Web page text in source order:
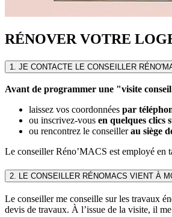
RÉNOVER VOTRE
1. JE CONTACTE LE CONSEILLER
Avant de programmer une "visite
laissez vos coordonnées par
ou inscrivez-vous en quelques clics
ou rencontrez le conseiller au siège
Le conseiller Réno’MACS est employé en
2. LE CONSEILLER RÉNOMACS VIENT À
Le conseiller me conseille sur les travaux
devis de travaux. À l’issue de la visite, il